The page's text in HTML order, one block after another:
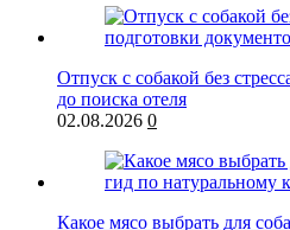
Отпуск с собакой без
до поиска отеля
02.08.2026 0
Какое мясо выбрать для